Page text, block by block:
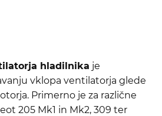
hladilnika je
vklopa ventilatorja glede
Primerno je za različne
205 Mk1 in Mk2, 309 ter